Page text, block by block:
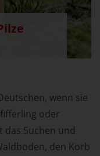
wenn sie
oder
das Suchen und
den Korb